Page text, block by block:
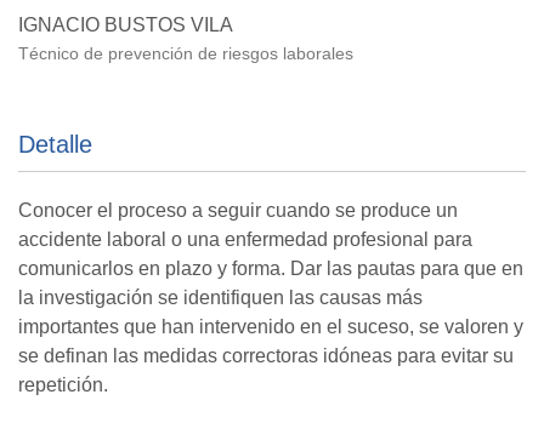
IGNACIO BUSTOS VILA
Técnico de prevención de riesgos laborales
Detalle
Conocer el proceso a seguir cuando se produce un
accidente laboral o una enfermedad profesional para
comunicarlos en plazo y forma. Dar las pautas para que en
la investigación se identifiquen las causas más
importantes que han intervenido en el suceso, se valoren y
se definan las medidas correctoras idóneas para evitar su
repetición.